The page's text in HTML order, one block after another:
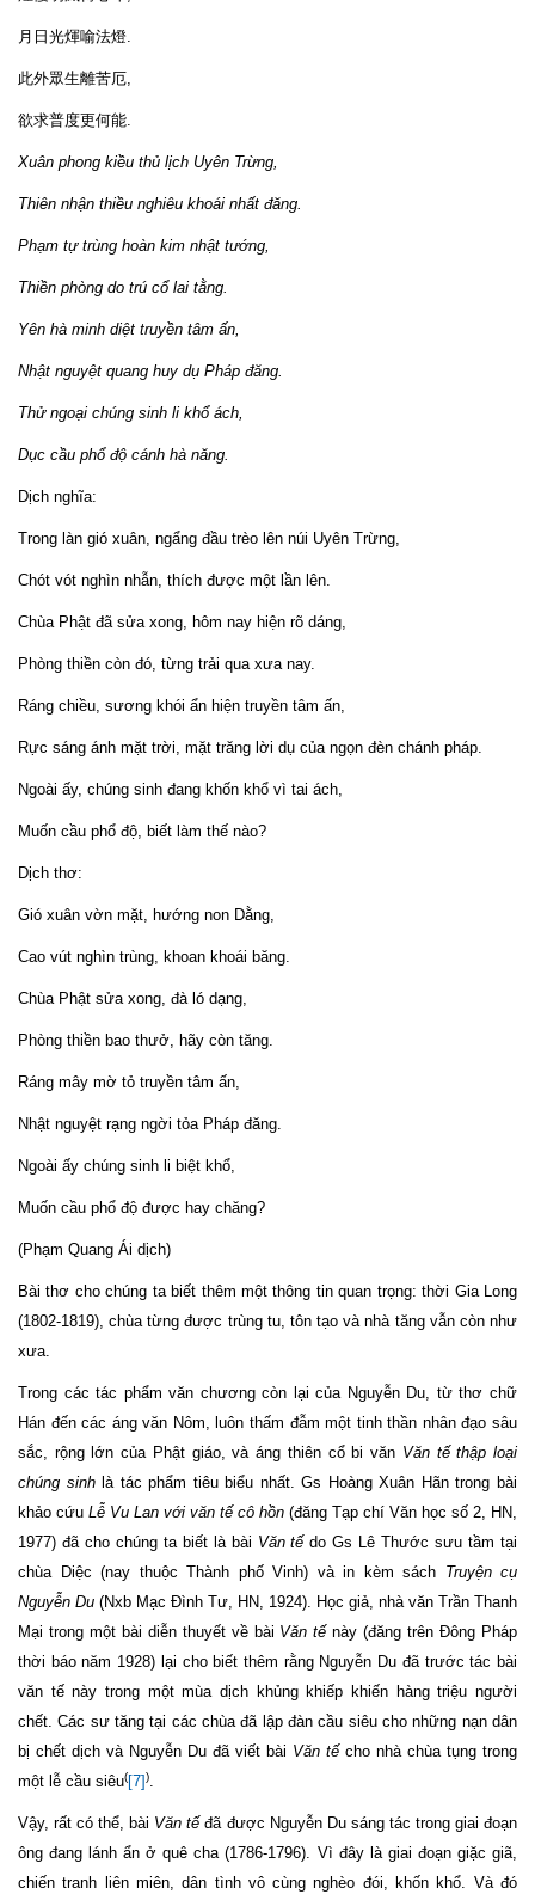
月日光煇喻法燈.
此外眾生離苦厄,
欲求普度更何能.
Xuân phong kiều thủ lịch Uyên Trừng,
Thiên nhận thiều nghiêu khoái nhất đăng.
Phạm tự trùng hoàn kim nhật tướng,
Thiền phòng do trú cổ lai tằng.
Yên hà minh diệt truyền tâm ấn,
Nhật nguyệt quang huy dụ Pháp đăng.
Thử ngoại chúng sinh li khổ ách,
Dục cầu phổ độ cánh hà năng.
Dịch nghĩa:
Trong làn gió xuân, ngẩng đầu trèo lên núi Uyên Trừng,
Chót vót nghìn nhẫn, thích được một lần lên.
Chùa Phật đã sửa xong, hôm nay hiện rõ dáng,
Phòng thiền còn đó, từng trải qua xưa nay.
Ráng chiều, sương khói ẩn hiện truyền tâm ấn,
Rực sáng ánh mặt trời, mặt trăng lời dụ của ngọn đèn chánh pháp.
Ngoài ấy, chúng sinh đang khốn khổ vì tai ách,
Muốn cầu phổ độ, biết làm thế nào?
Dịch thơ:
Gió xuân vờn mặt, hướng non Dằng,
Cao vút nghìn trùng, khoan khoái băng.
Chùa Phật sửa xong, đà ló dạng,
Phòng thiền bao thưở, hãy còn tăng.
Ráng mây mờ tỏ truyền tâm ấn,
Nhật nguyệt rạng ngời tỏa Pháp đăng.
Ngoài ấy chúng sinh li biệt khổ,
Muốn cầu phổ độ được hay chăng?
(Phạm Quang Ái dịch)
Bài thơ cho chúng ta biết thêm một thông tin quan trọng: thời Gia Long
(1802-1819), chùa từng được trùng tu, tôn tạo và nhà tăng vẫn còn như
xưa.
Trong các tác phẩm văn chương còn lại của Nguyễn Du, từ thơ chữ
Hán đến các áng văn Nôm, luôn thấm đẫm một tinh thần nhân đạo sâu
sắc, rộng lớn của Phật giáo, và áng thiên cổ bi văn Văn tế thập loại
chúng sinhlà tác phẩm tiêu biểu nhất. Gs Hoàng Xuân Hãn trong bài
khảo cứu Lễ Vu Lan với văn tế cô hồn (đăng Tạp chí Văn học số 2, HN,
1977) đã cho chúng ta biết là bài Văn tếdo Gs Lê Thước sưu tầm tại
chùa Diệc (nay thuộc Thành phố Vinh) và in kèm sách Truyện cụ
Nguyễn Du (Nxb Mạc Đình Tư, HN, 1924). Học giả, nhà văn Trần Thanh
Mại trong một bài diễn thuyết về bài Văn tếnày (đăng trên Đông Pháp
thời báo năm 1928) lại cho biết thêm rằng Nguyễn Du đã trước tác bài
văn tế này trong một mùa dịch khủng khiếp khiến hàng triệu người
chết. Các sư tăng tại các chùa đã lập đàn cầu siêu cho những nạn dân
bị chết dịch và Nguyễn Du đã viết bài Văn tế cho nhà chùa tụng trong
một lễ cầu siêu([7])
Vậy, rất có thể, bài Văn tếđã được Nguyễn Du sáng tác trong giai đoạn
ông đang lánh ẩn ở quê cha (1786-1796). Vì đây là giai đoạn giặc giã,
chiến tranh liên miên, dân tình vô cùng nghèo đói, khốn khổ. Và đó